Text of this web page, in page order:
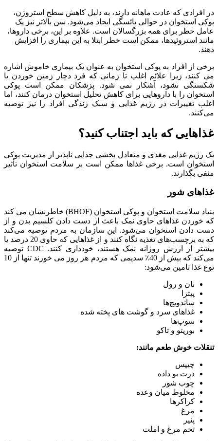
در افرادی که عادت ماهانه دارند، به دلیل کاهش سطح استروژن،
پوکی استخوان در حوالی یائسگی ایجاد می‌شود. سن بالاتر نیز یک
عامل خطر برای همه بزرگسالان است. علاوه بر این، برخی داروها،
مانند استروئیدها، ممکن است خطر ابتلا به این بیماری را افزایش
دهند.
برخی از افراد به پوکی استخوان به عنوان یک بیماری خاموش اشاره
می کنند، زیرا علائم اغلب تا زمانی که فرد دچار زمین خوردن یا
شکستگی نشود، آشکار نمی شود. پزشکان ممکن است پوکی
استخوان را با داروهایی برای کاهش تحلیل استخوان درمان کنند، اما
اغلب تغییرات در رژیم غذایی و سبک زندگی افراد را نیز توصیه
می‌کنند.
غذاهایی که باید اجتناب کنید؟
یک رژیم غذایی مغذی و متعادل بخشی جدایی ناپذیر از مدیریت پوکی
استخوان است. برخی غذاها ممکن است بر سلامت استخوان تأثیر
منفی بگذارند.
غذاهای شور
بنیاد سلامت استخوان و پوکی استخوان (BHOF) خاطرنشان می کند
که خوردن غذاهای حاوی نمک باعث از دست دادن کلسیم بدن و از
دست دادن استخوان می‌شود. این سازمان به مردم توصیه می‌کند
که به برچسب‌های تغذیه نگاه کنند و از غذاهایی که حاوی 20 درصد یا
بیشتر از ارزش روزانه نمک هستند، خودداری کنند. CDC توصیه
می‌کند که بیش از 40٪ سدیمی که مردم هر روز می خورند تنها از 10
نوع غذا تامین می‌شود:
نان و رول
پیتزا
ساندویچ‌ها
غذاهای سرد و گوشت های پخته شده
سوپ‌ها
بوریتو و تاکو
تنقلات خوش طعم مانند:
چیپس
ذرت بو داده
چوب شور
مخلوط میان وعده
کراکرها
مرغ
پنیر
تخم مرغ و املت